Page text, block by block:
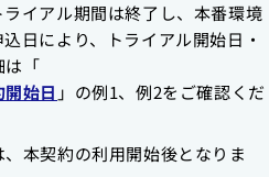
イアル期間は終了し、本番環境
日により、トライアル開始日・
は「
始日 」の例1、例2をご確認くだ
本契約の利用開始後となりま